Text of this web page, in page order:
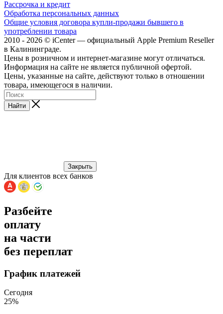
Рассрочка и кредит
Обработка персональных данных
Общие условия договора купли-продажи бывшего в
употреблении товара
2010 - 2026 © iCenter — официальный Apple Premium Reseller
в Калининграде.
Цены в розничном и интернет-магазине могут отличаться.
Информация на сайте не является публичной офертой.
Цены, указанные на сайте, действуют только в отношении
товара, имеющегося в наличии.
Найти
Закрыть
Для клиентов всех банков
Разбейте
оплату
на части
без переплат
График платежей
Сегодня
25%